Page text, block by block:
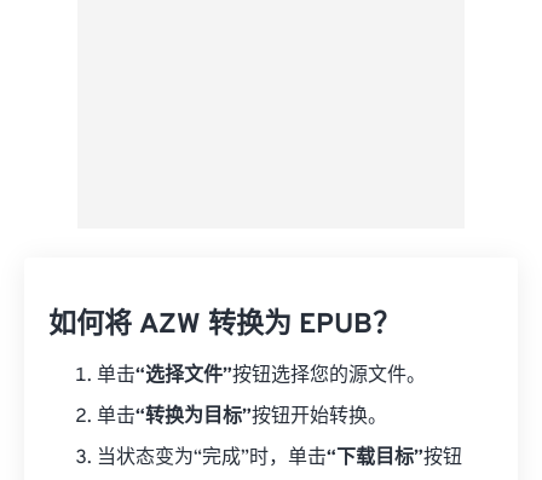
如何将 AZW 转换为 EPUB？
单击“选择文件”按钮选择您的源文件。
单击“转换为目标”按钮开始转换。
当状态变为“完成”时，单击“下载目标”按钮